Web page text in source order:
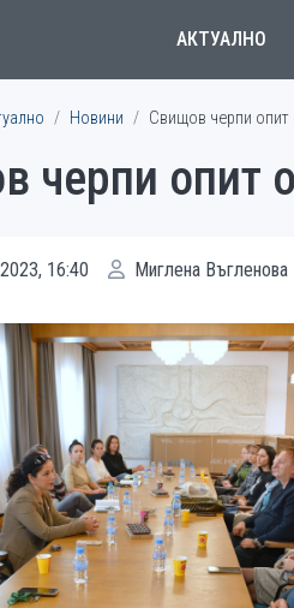
АКТУАЛНО
Новини Свищов черпи опит
черпи опит
16:40 Миглена Въгленова